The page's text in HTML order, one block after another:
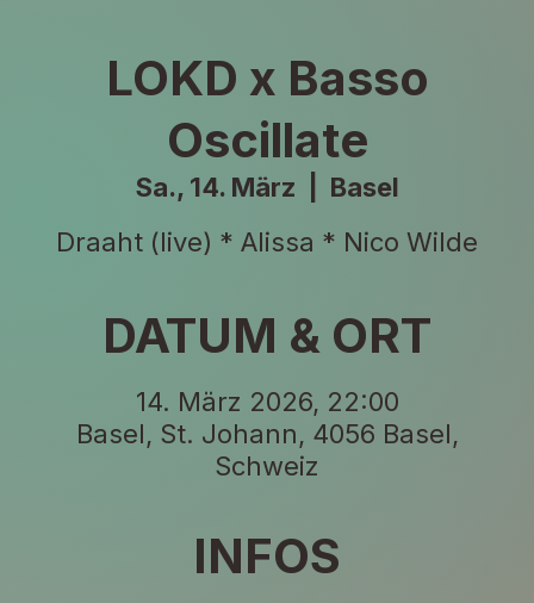
LOKD x Basso
Oscillate
Sa., 14. März
Basel
Draaht (live) * Alissa * Nico Wilde
DATUM & ORT
14. März 2026, 22:00
Basel, St. Johann, 4056 Basel,
Schweiz
INFOS